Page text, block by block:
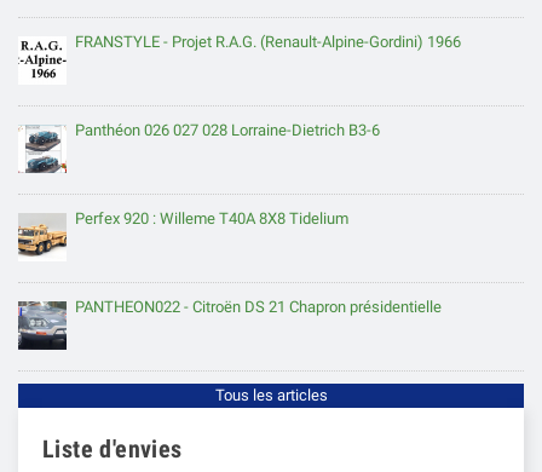
FRANSTYLE - Projet R.A.G. (Renault-Alpine-Gordini) 1966
Panthéon 026 027 028 Lorraine-Dietrich B3-6
Perfex 920 : Willeme T40A 8X8 Tidelium
PANTHEON022 - Citroën DS 21 Chapron présidentielle
Tous les articles
Liste d'envies